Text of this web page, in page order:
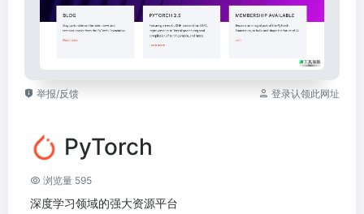
举报/反馈 登录认领此网址
PyTorch
浏览量 595
深度学习领域的强大资源平台